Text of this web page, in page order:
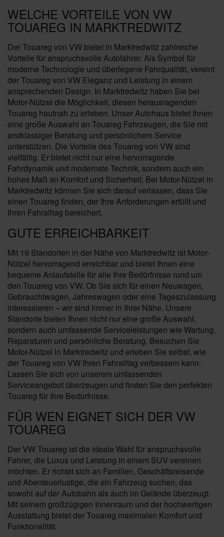
WELCHE VORTEILE VON VW
TOUAREG IN MARKTREDWITZ
Der Touareg von VW bietet in Marktredwitz zahlreiche
Vorteile für anspruchsvolle Autofahrer. Als Symbol für
moderne Technologie und überlegene Fahrqualität, vereint
der Touareg von VW Eleganz und Leistung in einem
ansprechenden Design. In Marktredwitz haben Sie bei
Motor-Nützel die Möglichkeit, diesen herausragenden
Touareg hautnah zu erleben. Unser Autohaus bietet Ihnen
eine große Auswahl an Touareg Fahrzeugen, die Sie mit
erstklassiger Beratung und persönlichem Service
unterstützen. Die Vorteile des Touareg von VW sind
vielfältig. Er bietet nicht nur eine hervorragende
Fahrdynamik und modernste Technik, sondern auch ein
hohes Maß an Komfort und Sicherheit. Bei Motor-Nützel in
Marktredwitz können Sie sich darauf verlassen, dass Sie
einen Touareg finden, der Ihre Anforderungen erfüllt und
Ihren Fahralltag bereichert.
GUTE ERREICHBARKEIT
Mit 19 Standorten in der Nähe von Marktredwitz ist Motor-
Nützel hervorragend erreichbar und bietet Ihnen eine
bequeme Anlaufstelle für alle Ihre Bedürfnisse rund um
den Touareg von VW. Ob Sie sich für einen Neuwagen,
Gebrauchtwagen, Jahreswagen oder eine Tageszulassung
interessieren – wir sind immer in Ihrer Nähe. Unsere
Standorte bieten Ihnen nicht nur eine große Auswahl,
sondern auch umfassende Serviceleistungen wie Wartung,
Reparaturen und persönliche Beratung. Besuchen Sie
Motor-Nützel in Marktredwitz und erleben Sie selbst, wie
der Touareg von VW Ihren Fahralltag verbessern kann.
Lassen Sie sich von unserem umfassenden
Serviceangebot überzeugen und finden Sie den perfekten
Touareg für Ihre Bedürfnisse.
FÜR WEN EIGNET SICH DER VW
TOUAREG
Der VW Touareg ist die ideale Wahl für anspruchsvolle
Fahrer, die Luxus und Leistung in einem SUV vereinen
möchten. Er richtet sich an Familien, Geschäftsreisende
und Abenteuerlustige, die ein Fahrzeug suchen, das
sowohl auf der Autobahn als auch im Gelände überzeugt.
Mit seinem großzügigen Innenraum und der hochwertigen
Ausstattung bietet der Touareg maximalen Komfort und
Funktionalität.